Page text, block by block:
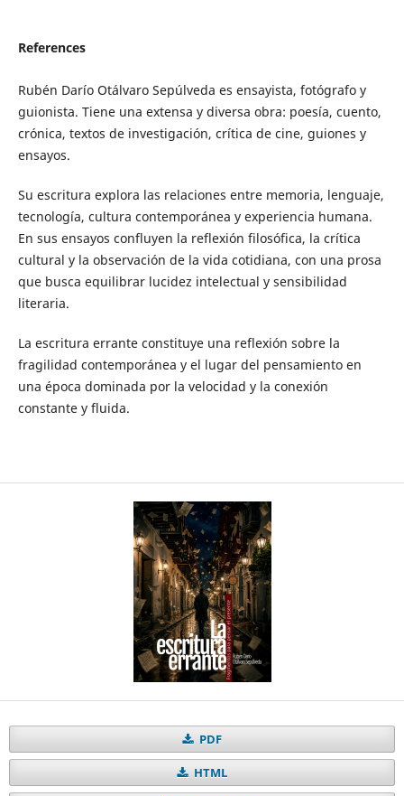
References
Rubén Darío Otálvaro Sepúlveda es ensayista, fotógrafo y
guionista. Tiene una extensa y diversa obra: poesía, cuento,
crónica, textos de investigación, crítica de cine, guiones y
ensayos.
Su escritura explora las relaciones entre memoria, lenguaje,
tecnología, cultura contemporánea y experiencia humana.
En sus ensayos confluyen la reflexión filosófica, la crítica
cultural y la observación de la vida cotidiana, con una prosa
que busca equilibrar lucidez intelectual y sensibilidad
literaria.
La escritura errante constituye una reflexión sobre la
fragilidad contemporánea y el lugar del pensamiento en
una época dominada por la velocidad y la conexión
constante y fluida.
PDF
HTML